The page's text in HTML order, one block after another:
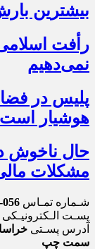
بیشترین بارش‌ها
رأفت
نمی‌دهیم
پلیس در
هوشیار است
حال ناخوش
مشکلات
شـماره تمـاس 056-32222014
پسـت الـکترونیـکی
آدرس پسـتی
سمت چپ